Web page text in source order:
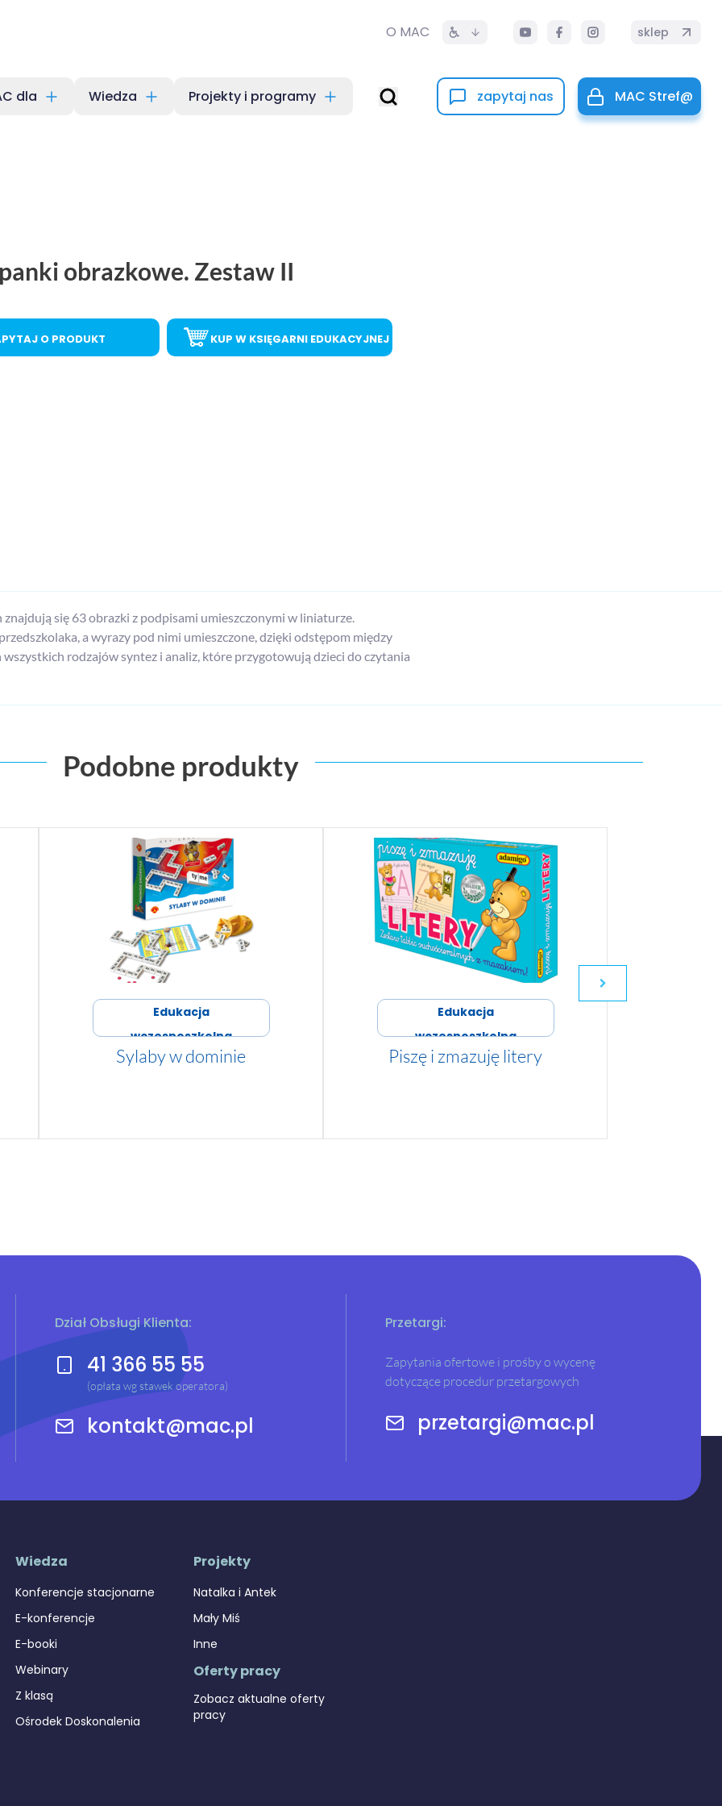
O MAC sklep
dla Wiedza Projekty i programy zapytaj nas MAC Stref@
obrazkowe. Zestaw II
O PRODUKT KUP W KSIĘGARNI EDUKACYJNEJ
się 63 obrazki z podpisami umieszczonymi w liniaturze.
a wyrazy pod nimi umieszczone, dzięki odstępom między
rodzajów syntez i analiz, które przygotowują dzieci do czytania
Podobne produkty
Edukacja
wczesnoszkolna
Sylaby w dominie
Edukacja
wczesnoszkolna
Piszę i zmazuję litery
Dział Obsługi Klienta:
41 366 55 55
(opłata wg stawek operatora)
kontakt@mac.pl
Przetargi:
Zapytania ofertowe i prośby o wycenę
dotyczące procedur przetargowych
przetargi@mac.pl
Wiedza
Konferencje stacjonarne
E-konferencje
E-booki
Webinary
Z klasą
Ośrodek Doskonalenia
Projekty
Natalka i Antek
Mały Miś
Inne
Oferty pracy
Zobacz aktualne oferty
pracy